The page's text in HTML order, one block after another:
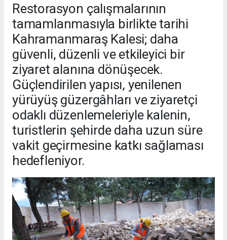
Restorasyon çalışmalarının
tamamlanmasıyla birlikte tarihi
Kahramanmaraş Kalesi; daha
güvenli, düzenli ve etkileyici bir
ziyaret alanına dönüşecek.
Güçlendirilen yapısı, yenilenen
yürüyüş güzergâhları ve ziyaretçi
odaklı düzenlemeleriyle kalenin,
turistlerin şehirde daha uzun süre
vakit geçirmesine katkı sağlaması
hedefleniyor.